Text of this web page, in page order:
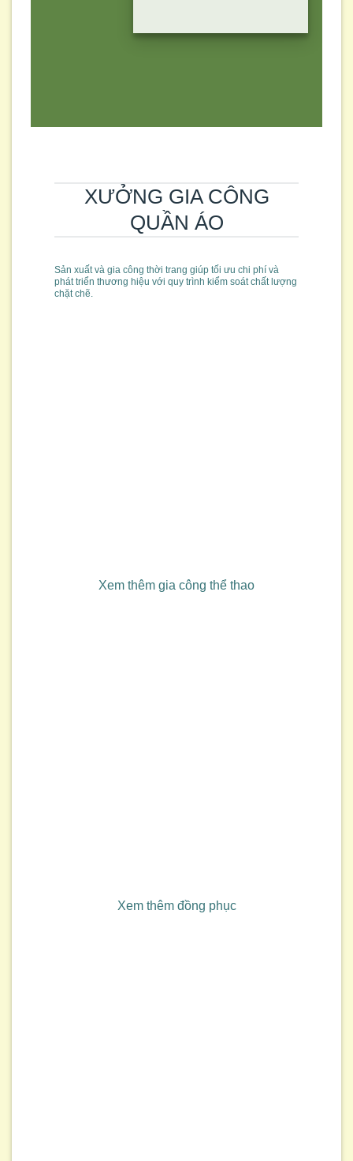
XƯỞNG GIA CÔNG
QUẦN ÁO
Sản xuất và gia công thời trang giúp tối ưu chi phí và
phát triển thương hiệu với quy trình kiểm soát chất lượng
chặt chẽ.
Xem thêm gia công thể thao
Xem thêm đồng phục